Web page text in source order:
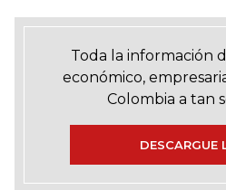
Toda la información
económico,
Colombia a tan
DESCARGUE